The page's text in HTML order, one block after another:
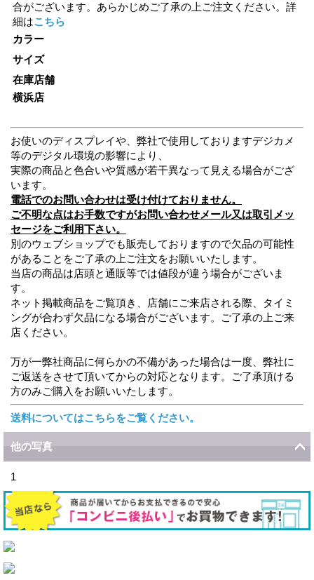
合がございます。あらかじめご了承の上ご注文ください。詳
細はこちら
カラー
サイズ
在庫店舗
横浜店
お使いのディスプレイや、弊社で使用しておりますデジカメ
等のデジタル環境の影響により、
実際の商品と色合いや質感が若干異なって見える場合がござ
います。
電話でのお問い合わせは受け付けておりません。
ご不明な点はお手数ですがお問い合わせメール又は取引メッ
セージをご利用下さい。
別のウェブショップでも販売しておりますので欠品の可能性
があることをご了承の上ご注文をお願いいたします。
当店の商品は店頭と通販等では値段が違う場合がございま
す。
ネット掲載商品をご覧頂き、店舗にご来店される際、タイミ
ングが合わず欠品になる場合がございます。ご了承の上ご来
店ください。
万が一弊社商品に何らかの不備があった場合は一度、弊社に
ご返送をさせて頂いてからの対応となります。ご了承頂ける
方のみご購入をお願いいたします。
送料についてはこちらをご覧ください。
他の写真
1